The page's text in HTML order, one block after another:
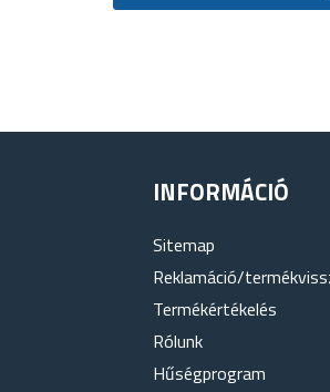
INFORMÁCIÓ
Sitemap
Reklamáció/
Termékértékelés
Rólunk
Hűségprogram